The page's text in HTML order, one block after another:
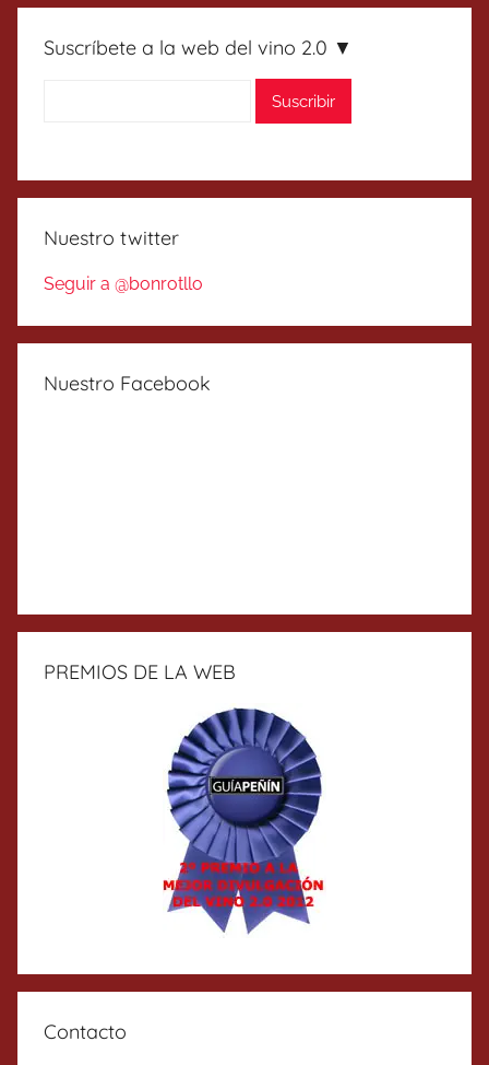
Suscríbete a la web del vino 2.0 ▼
Nuestro twitter
Seguir a @bonrotllo
Nuestro Facebook
PREMIOS DE LA WEB
Contacto